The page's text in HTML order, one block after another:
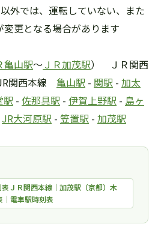
では、運転していない、また
更となる場合があります
亀山駅～ＪＲ加茂駅） ＪＲ関西
関西本線 亀山駅 - 関駅 - 加太
駅 - 佐那具駅 - 伊賀上野駅 - 島ヶ
JR大河原駅 - 笠置駅 - 加茂駅
ＪＲ関西本線｜加茂駅（京都）木
電車駅時刻表